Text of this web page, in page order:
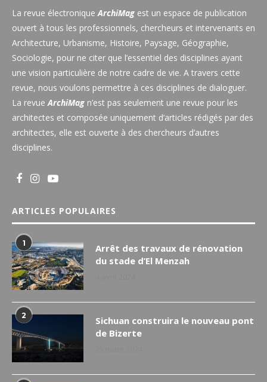
La revue électroniqueArchiMag est un espace de publication
ouvert à tous les professionnels, chercheurs et intervenants en
Architecture, Urbanisme, Histoire, Paysage, Géographie,
Sociologie, pour ne citer que l’essentiel des disciplines ayant
une vision particulière de notre cadre de vie. A travers cette
revue, nous voulons permettre à ces disciplines de dialoguer.
La revueArchiMag n’est pas seulement une revue pour les
architectes et composée uniquement d’articles rédigés par des
architectes, elle est ouverte à des chercheurs d’autres
disciplines.
ARTICLES POPULAIRES
1
Arrêt des travaux de rénovation
du stade d’El Menzah
2
Sichuan construira le nouveau pont
de Bizerte